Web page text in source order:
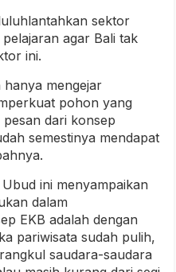
sektor
agar Bali tak
ini.
hanya mengejar
pohon yang
pesan dari konsep
semestinya mendapat
ini menyampaikan
dalam
EKB adalah dengan
pariwisata sudah pulih,
saudara-saudara